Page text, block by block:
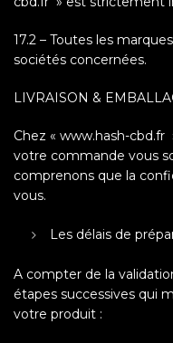
17.2 – Toutes les
sociétés concernées.
LIVRAISON &
Chez « www.hash-
votre commande vous
comprenons que la
vous.
Les délais de
A compter de la
étapes successives qui
votre produit :